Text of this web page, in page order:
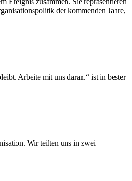
der kommenden Jahre,
Arbeite mit uns daran.“ ist in bester
Wir teilten uns in zwei